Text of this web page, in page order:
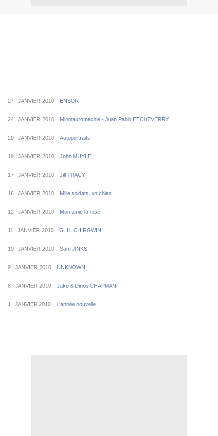
27 JANVIER 2010 ENSOR
24 JANVIER 2010 Minotauromachie - Juan Pablo ETCHEVERRY
20 JANVIER 2010 Autoportraits
19 JANVIER 2010 John MUYLE
17 JANVIER 2010 Jill TRACY
16 JANVIER 2010 Mille soldats, un chien
12 JANVIER 2010 Mon amie la rose
11 JANVIER 2010 G. H. CHIRGWIN
10 JANVIER 2010 Sam JINKS
9 JANVIER 2010 UNKNOWN
8 JANVIER 2010 Jake & Dinos CHAPMAN
1 JANVIER 2010 L'année nouvelle